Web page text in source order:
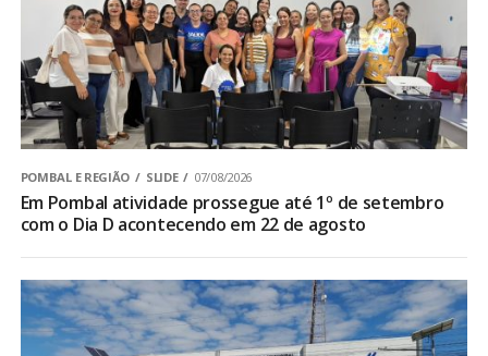
POMBAL E REGIÃO SLIDE 07/08/2026
Em Pombal atividade prossegue até 1º de setembro
com o Dia D acontecendo em 22 de agosto